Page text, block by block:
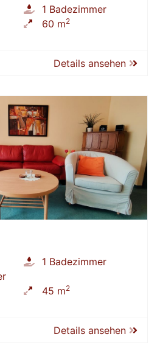
1 Badezimmer
60 m2
Details ansehen
1 Badezimmer
45 m2
Details ansehen